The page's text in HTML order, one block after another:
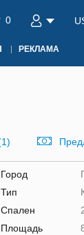
0
РЕКЛАМА
Город
Тип
Спален
Площадь